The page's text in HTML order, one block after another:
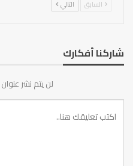
السابق التالي
شاركنا أفكارك
لن يتم نشر